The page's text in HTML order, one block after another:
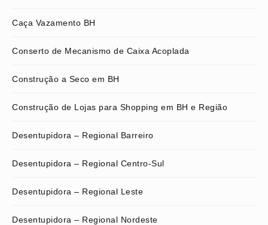
Caça Vazamento BH
Conserto de Mecanismo de Caixa Acoplada
Construção a Seco em BH
Construção de Lojas para Shopping em BH e Região
Desentupidora – Regional Barreiro
Desentupidora – Regional Centro-Sul
Desentupidora – Regional Leste
Desentupidora – Regional Nordeste